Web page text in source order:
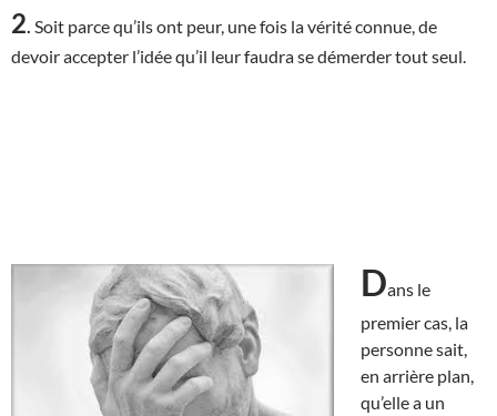
2 Soit parce qu’ils ont peur, une fois la vérité connue, de
devoir accepter l’idée qu’il leur faudra se démerder tout seul.
Dans le
premier cas, la
personne sait,
en arrière plan,
qu’elle a un